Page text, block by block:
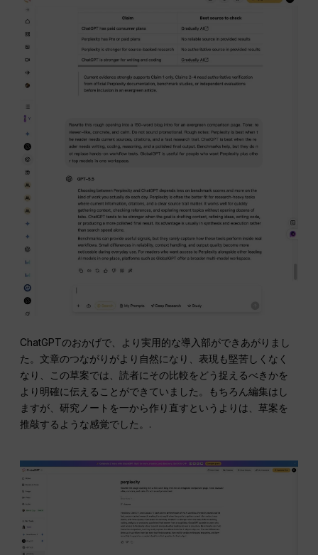
ChatGPTのおかげで、より実用的な導入部ができあがりまし
た。文章のつながりがより自然になり、表現も堅苦しくなく
なり、この草案では、読者にその比較をどう捉えるべきかを
より明確に伝えることができていました。もちろん編集はし
ますが、研究ノートを一から作り直すというよりは、草案を
推敲するような感覚でした。.